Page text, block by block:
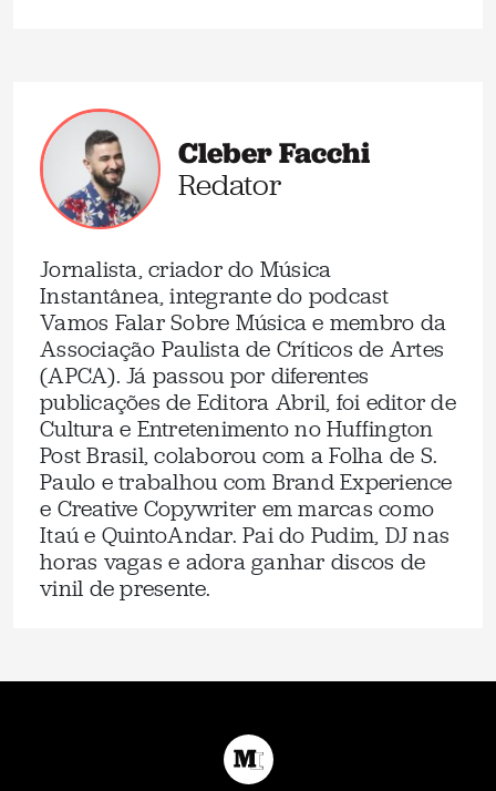
Cleber Facchi
Redator
Jornalista, criador do Música
Instantânea, integrante do podcast
Vamos Falar Sobre Música e membro da
Associação Paulista de Críticos de Artes
(APCA). Já passou por diferentes
publicações de Editora Abril, foi editor de
Cultura e Entretenimento no Huffington
Post Brasil, colaborou com a Folha de S.
Paulo e trabalhou com Brand Experience
e Creative Copywriter em marcas como
Itaú e QuintoAndar. Pai do Pudim, DJ nas
horas vagas e adora ganhar discos de
vinil de presente.